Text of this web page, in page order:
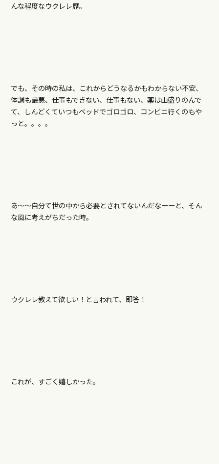
んな程度なウクレレ歴。
でも、その時の私は、これからどうなるかもわからない不安、
体調も最悪、仕事もできない、仕事もない、薬は山盛りのんで
て、しんどくていつもベッドでゴロゴロ、コンビニ行くのもや
っと。。。。
あ～～自分て世の中から必要とされてないんだなーーと、そん
な風に考えがちだった時。
ウクレレ教えて欲しい！と言われて、即答！
これが、すごく嬉しかった。